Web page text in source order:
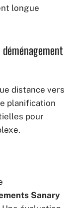
longue
déménagement
distance vers
planification
pour
Sanary